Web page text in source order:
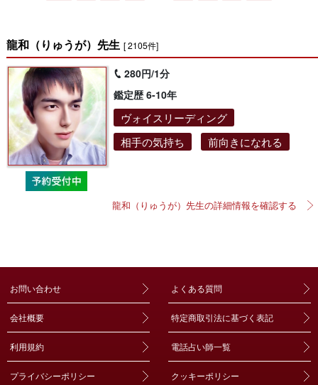
龍和（りゅうが）先生 [ 2105件]
280円/1分
鑑定歴 6-10年
ヴォイスリーディング
相手の気持ち
前向きになれる
龍和（りゅうが）先生の詳細情報を確認する
お問い合わせ よくある質問
会社概要 特定商取引法に基づく表記
利用規約 電話占い師一覧
プライバシーポリシー クッキーポリシー